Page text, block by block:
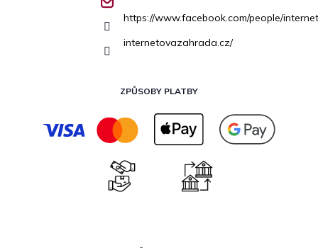
https://www.facebook.com/people/
internetovazahrada.cz/
ZPŮSOBY PLATBY